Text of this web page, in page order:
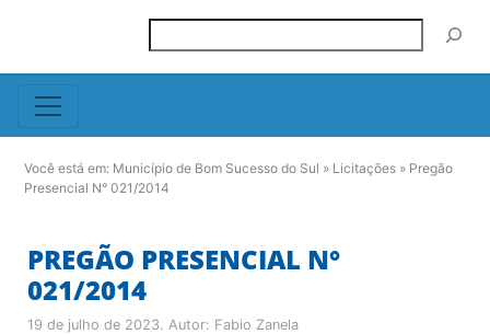
Você está em: Município de Bom Sucesso do Sul » Licitações » Pregão
Presencial N° 021/2014
PREGÃO PRESENCIAL N°
021/2014
19 de julho de 2023. Autor: Fabio Zanela